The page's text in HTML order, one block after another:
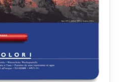
hasil karyamu